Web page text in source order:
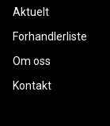
Aktuelt
Forhandlerliste
Om oss
Kontakt